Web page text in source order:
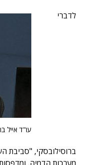
עו"ד אייל
לדברי
ברוסילובסקי, "סביבת